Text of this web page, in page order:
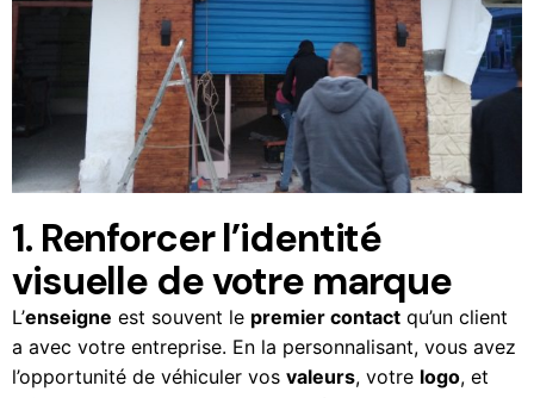
1. Renforcer l’identité
visuelle de votre marque
L’enseigne est souvent le premier contact qu’un client
a avec votre entreprise. En la personnalisant, vous avez
l’opportunité de véhiculer vos valeurs, votre logo, et